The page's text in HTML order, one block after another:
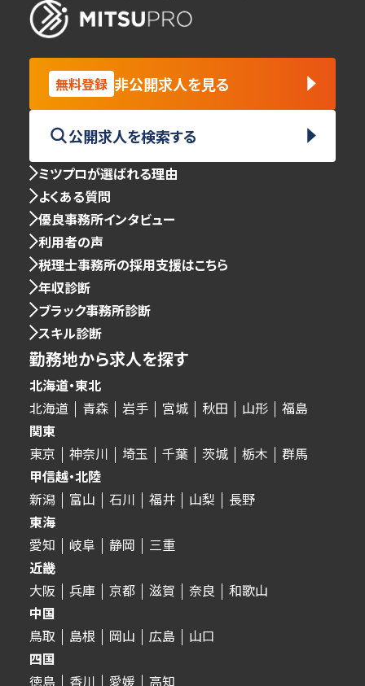
無料登録 非公開求人を見る
公開求人を検索する
ミツプロが選ばれる理由
よくある質問
優良事務所インタビュー
利用者の声
税理士事務所の採用支援はこちら
年収診断
ブラック事務所診断
スキル診断
勤務地から求人を探す
北海道・東北
北海道
青森 岩手 宮城 秋田 山形
福島
関東
東京
神奈川 埼玉 千葉 茨城 栃木
群馬
甲信越・北陸
新潟
富山 石川 福井 山梨
長野
東海
愛知
岐阜 静岡
三重
近畿
大阪
兵庫 京都 滋賀 奈良
和歌山
中国
鳥取
島根 岡山 広島
山口
四国
徳島
香川 愛媛 高知